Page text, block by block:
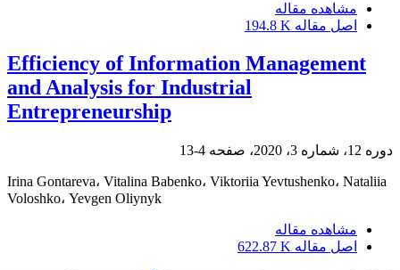
مشاهده مقاله
اصل مقاله 194.8 K
Efficiency of Information Management
and Analysis for Industrial
Entrepreneurship
دوره 12، شماره 3، 2020، صفحه 4-13
Irina Gontareva، Vitalina Babenko، Viktoriia Yevtushenko، Nataliia
Voloshko، Yevgen Oliynyk
مشاهده مقاله
اصل مقاله 622.87 K